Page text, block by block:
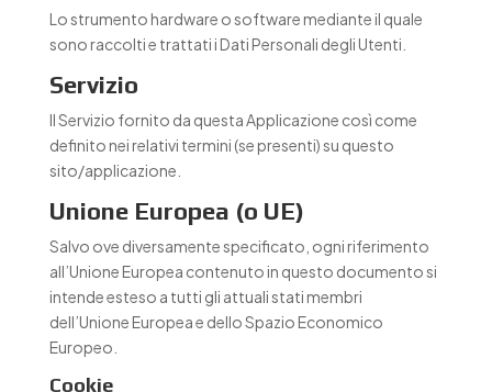
Lo strumento hardware o software mediante il quale
sono raccolti e trattati i Dati Personali degli Utenti.
Servizio
Il Servizio fornito da questa Applicazione così come
definito nei relativi termini (se presenti) su questo
sito/applicazione.
Unione Europea (o UE)
Salvo ove diversamente specificato, ogni riferimento
all’Unione Europea contenuto in questo documento si
intende esteso a tutti gli attuali stati membri
dell’Unione Europea e dello Spazio Economico
Europeo.
Cookie